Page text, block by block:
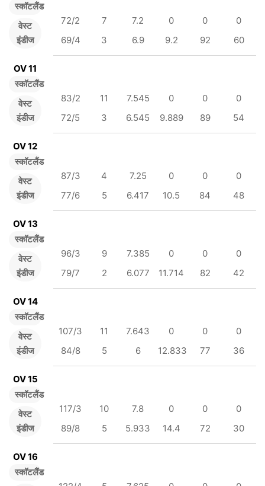
स्कॉटलैंड
वेस्ट
इंडीज
72/2 7 7.2 0 0
0
69/4
3 6.9 9.2 92 60
OV 11
स्कॉटलैंड
वेस्ट
इंडीज
83/2 11 7.545 0 0
0
72/5
3 6.545 9.889 89 54
OV 12
स्कॉटलैंड
वेस्ट
इंडीज
87/3 4 7.25 0 0
0
77/6
5 6.417 10.5 84 48
OV 13
स्कॉटलैंड
वेस्ट
इंडीज
96/3 9 7.385 0 0
0
79/7
2 6.077 11.714 82 42
OV 14
स्कॉटलैंड
वेस्ट
इंडीज
107/3 11 7.643 0 0
0
84/8
5 6 12.833 77 36
OV 15
स्कॉटलैंड
वेस्ट
इंडीज
117/3 10 7.8 0 0
0
89/8
5 5.933 14.4 72 30
OV 16
स्कॉटलैंड